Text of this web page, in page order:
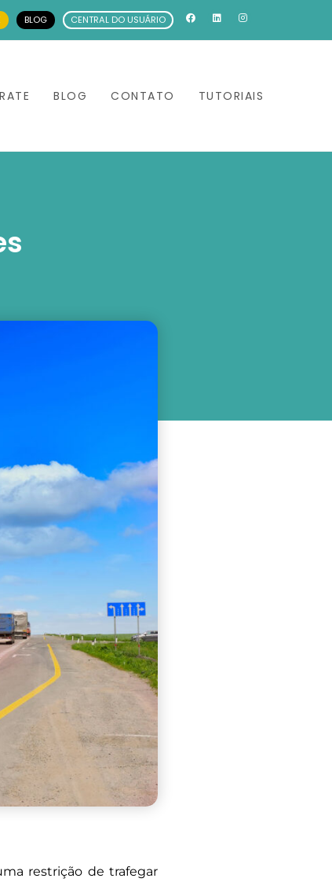
BLOG CENTRAL DO USUÁRIO
BLOG CONTATO TUTORIAIS
restrição de trafegar